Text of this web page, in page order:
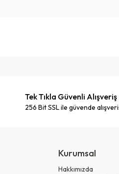
Tek Tıkla Güvenli Alışveriş
256 Bit SSL ile güvende
Kurumsal
Hakkımızda